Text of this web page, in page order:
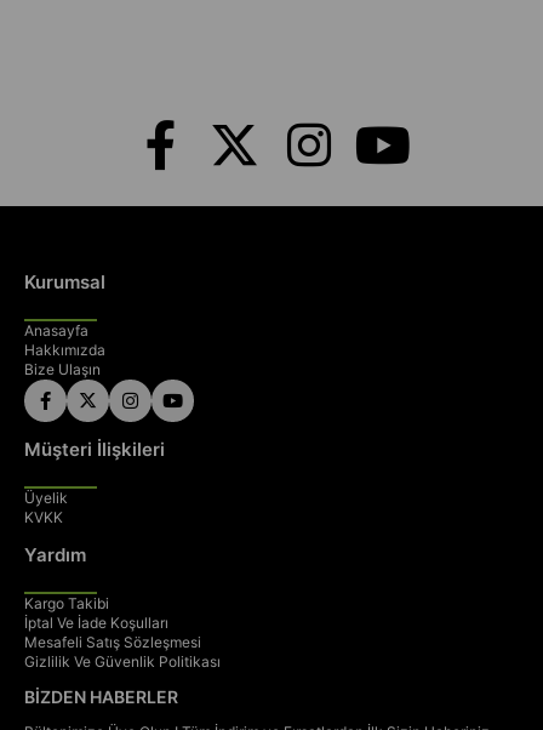
Kurumsal
Anasayfa
Hakkımızda
Bize Ulaşın
Müşteri İlişkileri
Üyelik
KVKK
Yardım
Kargo Takibi
İptal Ve İade Koşulları
Mesafeli Satış Sözleşmesi
Gizlilik Ve Güvenlik Politikası
BİZDEN HABERLER